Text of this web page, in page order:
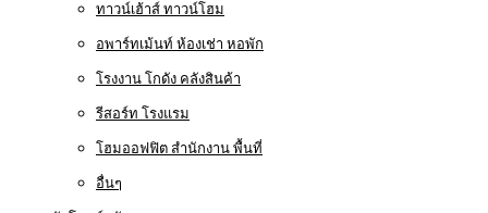
ทาวน์เฮ้าส์ ทาวน์โฮม
อพาร์ทเม้นท์ ห้องเช่า หอพัก
โรงงาน โกดัง คลังสินค้า
รีสอร์ท โรงแรม
โฮมออฟฟิต สำนักงาน พื้นที่
อื่นๆ